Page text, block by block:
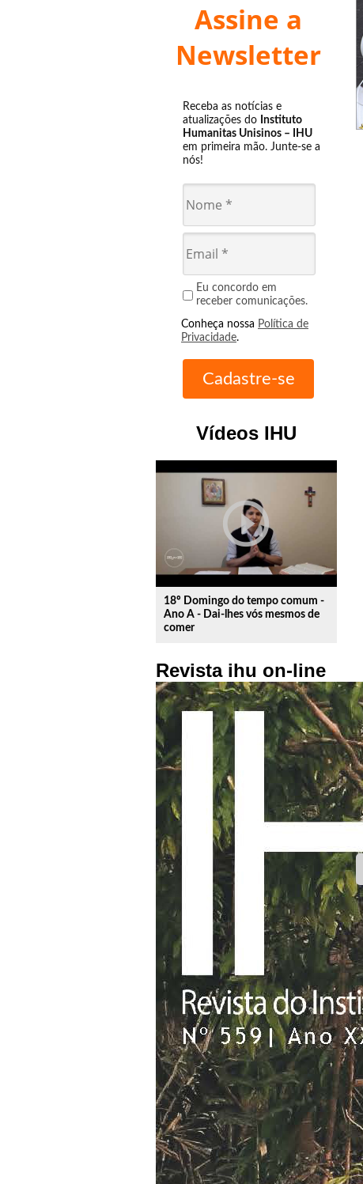
Assine a
Newsletter
Receba as notícias e
atualizações do Instituto
Humanitas Unisinos – IHU
em primeira mão. Junte-se a
nós!
Eu concordo em
receber comunicações.
Conheça nossa Política de
Privacidade.
Vídeos IHU
play_circle_outline
18º Domingo do tempo comum -
Ano A - Dai-lhes vós mesmos de
comer
Revista ihu on-line